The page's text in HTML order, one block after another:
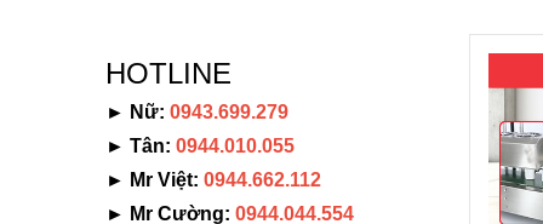
HOTLINE
► Nữ: 0943.699.279
► Tân: 0944.010.055
► Mr Việt: 0944.662.112
► Mr Cường: 0944.044.554